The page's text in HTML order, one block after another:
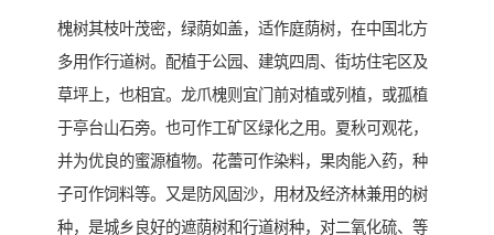
槐树其枝叶茂密，绿荫如盖，适作庭荫树，在中国北方
多用作行道树。配植于公园、建筑四周、街坊住宅区及
草坪上，也相宜。龙爪槐则宜门前对植或列植，或孤植
于亭台山石旁。也可作工矿区绿化之用。夏秋可观花，
并为优良的蜜源植物。花蕾可作染料，果肉能入药，种
子可作饲料等。又是防风固沙，用材及经济林兼用的树
种，是城乡良好的遮荫树和行道树种，对二氧化硫、等